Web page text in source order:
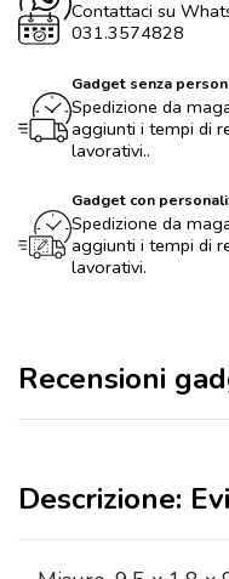
Contattaci su
031.3574828
Gadget senza
Spedizione da
aggiunti i tempi di
lavorativi..
Gadget con
Spedizione da
aggiunti i tempi di
lavorativi.
Recensioni
Descrizione: